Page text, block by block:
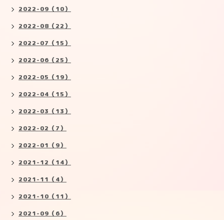
2022-09（10）
2022-08（22）
2022-07（15）
2022-06（25）
2022-05（19）
2022-04（15）
2022-03（13）
2022-02（7）
2022-01（9）
2021-12（14）
2021-11（4）
2021-10（11）
2021-09（6）